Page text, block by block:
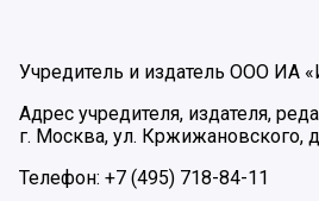
Учредитель и издатель ООО ИА
Адрес учредителя, издателя,
г. Москва, ул. Кржижановского,
Телефон: +7 (495) 718-84-11